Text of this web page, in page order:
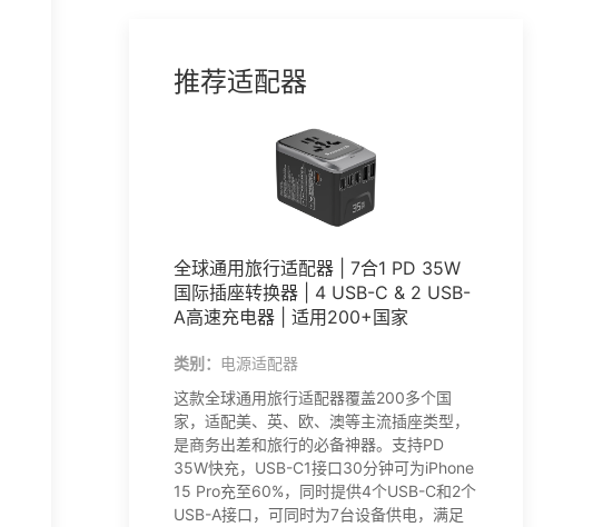
推荐适配器
全球通用旅行适配器 | 7合1 PD 35W
国际插座转换器 | 4 USB-C & 2 USB-
A高速充电器 | 适用200+国家
类别： 电源适配器
这款全球通用旅行适配器覆盖200多个国
家，适配美、英、欧、澳等主流插座类型，
是商务出差和旅行的必备神器。支持PD
35W快充，USB-C1接口30分钟可为iPhone
15 Pro充至60%，同时提供4个USB-C和2个
USB-A接口，可同时为7台设备供电，满足